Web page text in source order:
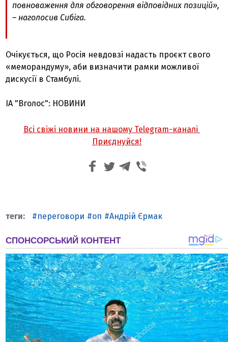
повноваження для обговорення відповідних позицій»,
– наголосив Сибіга.
Очікується, що Росія невдовзі надасть проєкт свого
«меморандуму», аби визначити рамки можливої
дискусії в Стамбулі.
ІА "Вголос": НОВИНИ
Всі свіжі новини на нашому Telegram-каналі
Приєднуйся!
переговори оп Андрій Єрмак